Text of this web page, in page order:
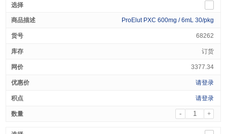
ProElut PXC 600mg / 6mL 30/pkg
68262
订货
3377.34
请登录
请登录
- +